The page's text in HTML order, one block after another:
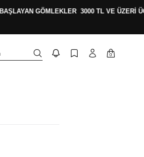
GÖMLEKLER 3000 TL VE ÜZERİ
0